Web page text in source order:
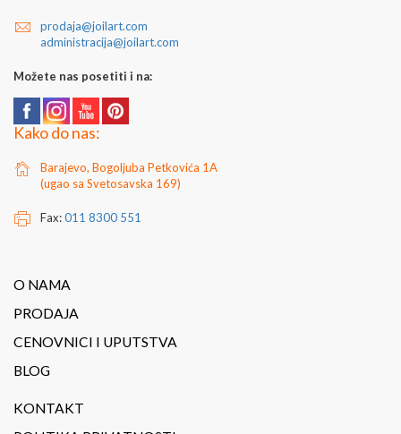
prodaja@joilart.com
administracija@joilart.com
Možete nas posetiti i na:
Kako do nas:
Barajevo, Bogoljuba Petkovića 1A
(ugao sa Svetosavska 169)
Fax:011 8300 551
O NAMA
PRODAJA
CENOVNICI I UPUTSTVA
BLOG
KONTAKT